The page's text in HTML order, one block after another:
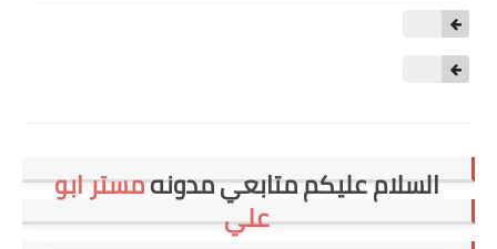
السلام عليكم متابعي مدونهمستر ابو
علي